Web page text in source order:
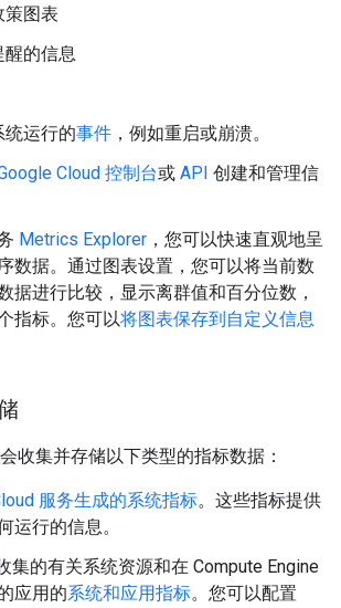
策图表
醒的信息
统运行的事件 ，例如重启或崩溃。
Cloud 控制台或 API 创建和管理信
Metrics Explorer ，您可以快速直观地呈
数据。通过图表设置，您可以将当前数
据进行比较，显示离群值和百分位数，
指标。您可以将图表保存到自定义信息
收集并存储以下类型的指标数据：
服务生成的系统指标。这些指标提供
运行的信息。
集的有关系统资源和在 Compute Engine
应用的系统和应用指标。您可以配置